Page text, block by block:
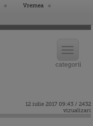
Vremea
12 iulie 2017 09:43 / 2432
vizualizari